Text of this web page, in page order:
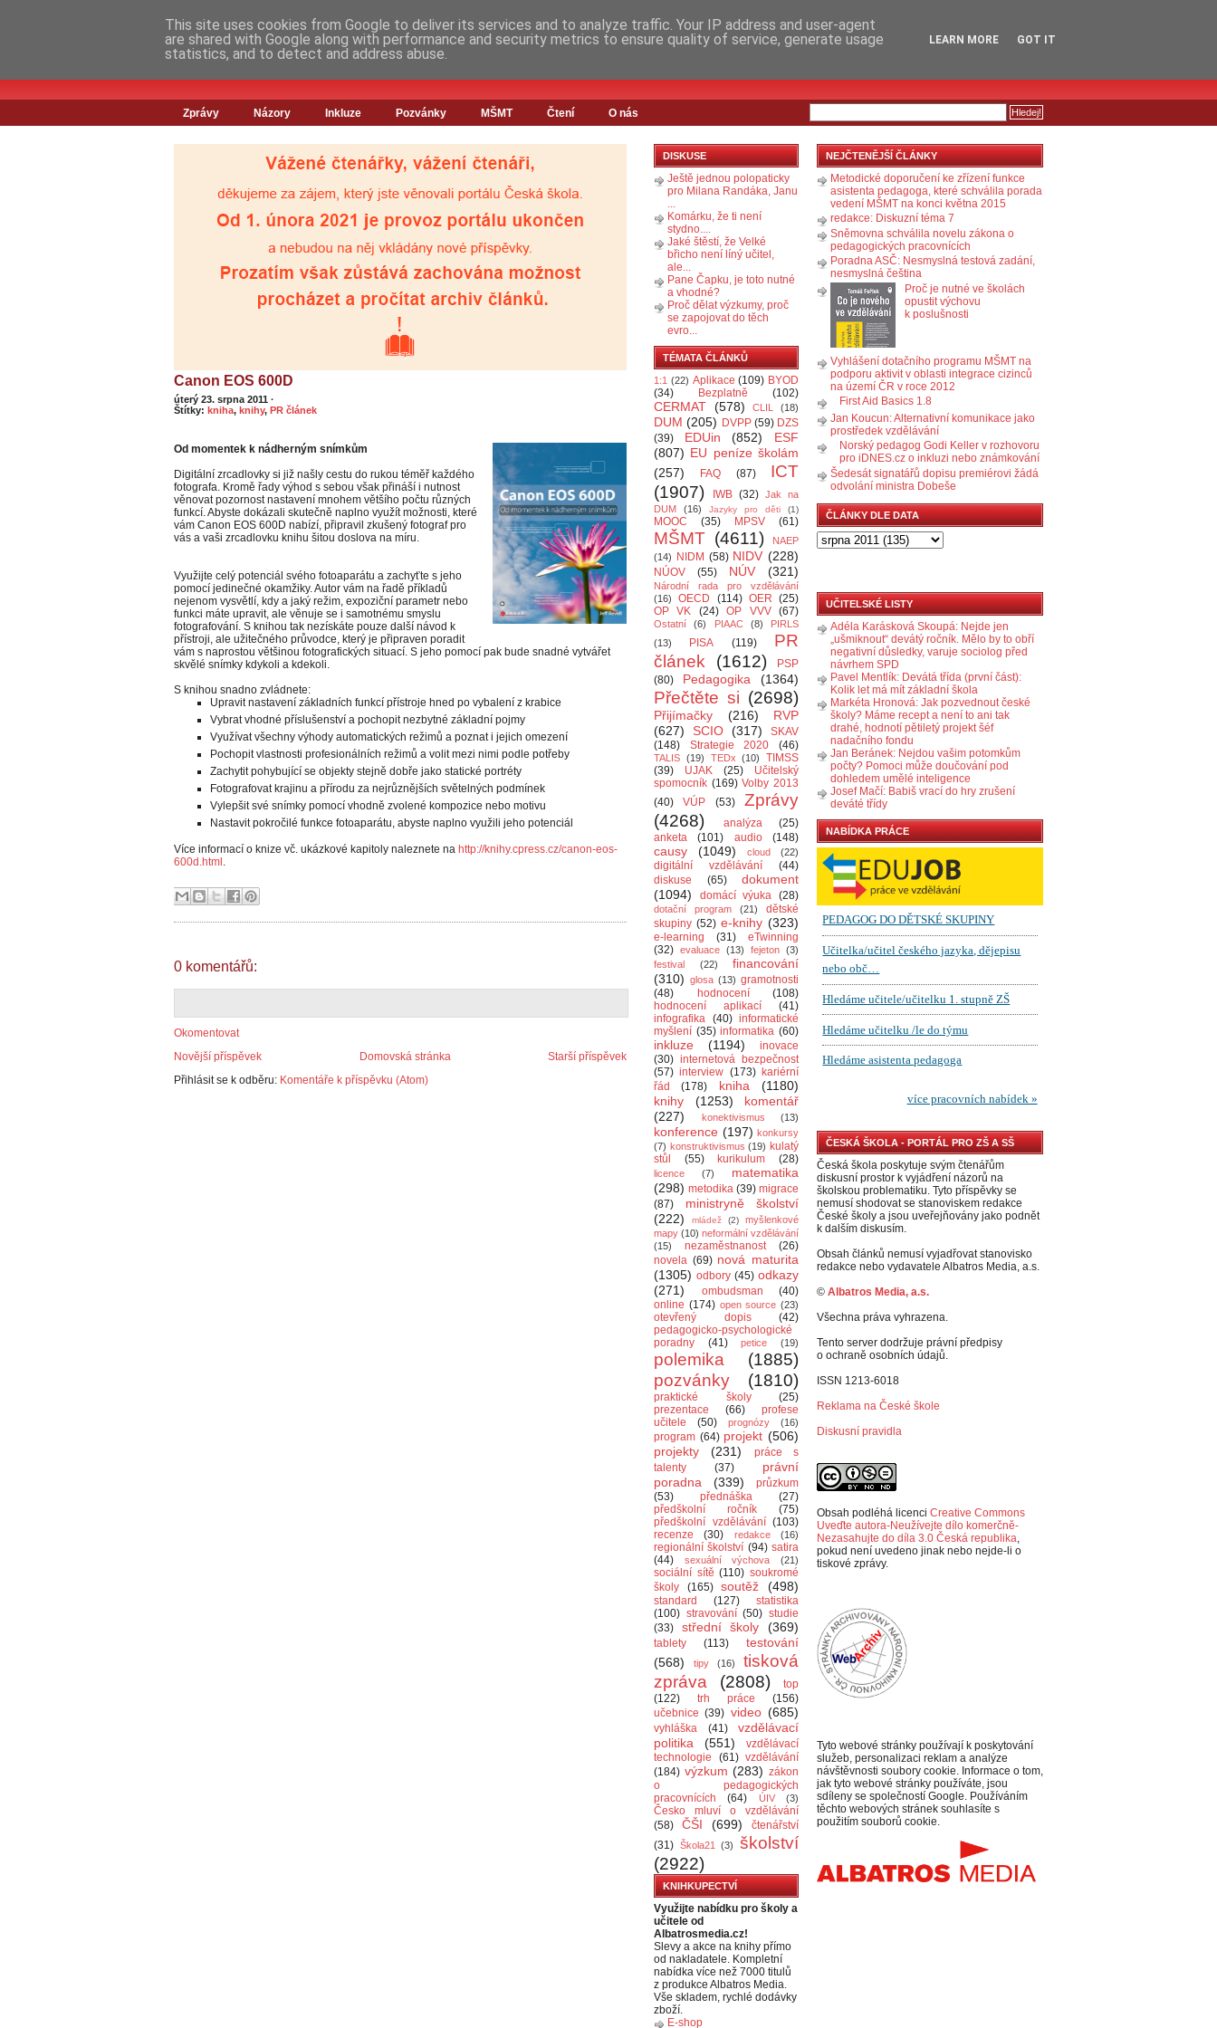
Zprávy Názory Inkluze Pozvánky MŠMT Čtení O nás
Canon EOS 600D
úterý 23. srpna 2011 ·
Štítky: kniha, knihy, PR článek
Od momentek k nádherným snímkům
Digitální zrcadlovky si již našly cestu do rukou téměř každého
fotografa. Kromě řady výhod s sebou však přináší i nutnost
věnovat pozornost nastavení mnohem většího počtu různých
funkcí. Abyste dokázali skutečně naplno využít možnosti, které
vám Canon EOS 600D nabízí, připravil zkušený fotograf pro
vás a vaši zrcadlovku knihu šitou doslova na míru.
Využijte celý potenciál svého fotoaparátu a zachyťte s jeho
pomocí jedinečné okamžiky. Autor vám na řadě příkladů
nejenom vysvětlí, kdy a jaký režim, expoziční parametr nebo
funkci máte upravit, ale věnuje se i samotnému smyslu
fotografování. S knihou tak nezískáte pouze další návod k
přístroji, ale užitečného průvodce, který je připraven poradit
vám s naprostou většinou fotografických situací. S jeho pomocí pak bude snadné vytvářet
skvělé snímky kdykoli a kdekoli.
S knihou snadno zvládnete:
Upravit nastavení základních funkcí přístroje hned po vybalení z krabice
Vybrat vhodné příslušenství a pochopit nezbytné základní pojmy
Využívat všechny výhody automatických režimů a poznat i jejich omezení
Pochopit vlastnosti profesionálních režimů a volit mezi nimi podle potřeby
Zachytit pohybující se objekty stejně dobře jako statické portréty
Fotografovat krajinu a přírodu za nejrůznějších světelných podmínek
Vylepšit své snímky pomocí vhodně zvolené kompozice nebo motivu
Nastavit pokročilé funkce fotoaparátu, abyste naplno využili jeho potenciál
Více informací o knize vč. ukázkové kapitoly naleznete na http://knihy.cpress.cz/canon-eos-
600d.html .
0 komentářů:
Okomentovat
Novější příspěvek
Starší příspěvek
Domovská stránka
Přihlásit se k odběru: Komentáře k příspěvku (Atom)
DISKUSE
Ještě jednou polopaticky
pro Milana Randáka, Janu
...
Komárku, že ti není
stydno....
Jaké štěstí, že Velké
břicho není líný učitel,
ale...
Pane Čapku, je toto nutné
a vhodné?
Proč dělat výzkumy, proč
se zapojovat do těch
evro...
TÉMATA ČLÁNKŮ
1:1 (22) Aplikace (109) BYOD
(34)
Bezplatně (102)
CERMAT (578) CLIL (18)
DUM (205) DVPP (59) DZS
(39)
EDUin (852)
ESF
(807) EU peníze školám
(257)
FAQ (87)
ICT
(1907)
IWB (32) Jak na
DUM
(16) Jazyky pro děti (1)
MOOC (35) MPSV (61)
MŠMT (4611)
NAEP
(14)
NIDM (58) NIDV (228)
NÚOV (55) NÚV (321)
Národní rada pro vzdělávání
(16)
OECD (114) OER (25)
OP VK
(24) OP VVV (67)
Ostatní (6) PIAAC (8)
PIRLS
(13)
PISA (119)
PR
článek
(1612)
PSP
(80)
Pedagogika (1364)
Přečtěte si (2698)
Přijímačky (216)
RVP
(627)
SCIO (317)
SKAV
(148)
Strategie 2020 (46)
TALIS (19) TEDx (10)
TIMSS
(39)
UJAK (25)
Učitelský
spomocník (169) Volby 2013
(40)
VÚP (53)
Zprávy
(4268)
analýza
(25)
anketa
(101) audio (148)
causy (1049) cloud (22)
digitální vzdělávání
(44)
diskuse
(65)
dokument
(1094)
domácí výuka (28)
dotační program (21)
dětské
skupiny (52) e-knihy (323)
e-learning (31)
eTwinning
(32) evaluace (13) fejeton (3)
festival
(22)
financování
(310) glosa (13) gramotnosti
(48)
hodnocení
(108)
hodnocení aplikací
(41)
infografika (40) informatické
myšlení (35) informatika (60)
inkluze (1194)
inovace
(30) internetová bezpečnost
(57) interview (173) kariérní
řád
(178) kniha
(1180)
knihy
(1253)
komentář
(227)
konektivismus (13)
konference (197) konkursy
(7) konstruktivismus (19) kulatý
stůl
(55) kurikulum (28)
licence (7)
matematika
(298) metodika (39) migrace
(87)
ministryně školství
(222)
mládež (2)
myšlenkové
mapy (10) neformální vzdělávání
(15)
nezaměstnanost
(26)
novela (69) nová maturita
(1305) odbory (45) odkazy
(271)
ombudsman
(40)
online (174) open source (23)
otevřený dopis
(42)
pedagogicko-psychologické
poradny
(41) petice (19)
polemika
(1885)
pozvánky
(1810)
praktické školy
(25)
prezentace
(66)
profese
učitele
(50) prognózy (16)
program (64) projekt (506)
projekty
(231)
práce s
talenty
(37)
právní
poradna
(339)
průzkum
(53)
přednáška
(27)
předškolní ročník
(75)
předškolní vzdělávání (103)
recenze
(30) redakce (16)
regionální školství (94) satira
(44)
sexuální výchova (21)
sociální sítě (110) soukromé
školy
(165) soutěž (498)
standard (127)
statistika
(100) stravování (50) studie
(33)
střední školy (369)
tablety (113)
testování
(568)
tipy (16)
tisková
zpráva
(2808)
top
(122)
trh práce
(156)
učebnice (39) video (685)
vyhláška (41)
vzdělávací
politika
(551)
vzdělávací
technologie
(61) vzdělávání
(184) výzkum (283) zákon
o pedagogických
pracovnících
(64) ÚIV (3)
Česko mluví o vzdělávání
(58)
ČŠI (699)
čtenářství
(31) Škola21 (3)
školství
(2922)
KNIHKUPECTVÍ
Využijte nabídku pro školy a
učitele od
Albatrosmedia.cz!
Slevy a akce na knihy přímo
od nakladatele. Kompletní
nabídka více než 7000 titulů
z produkce Albatros Media.
Vše skladem, rychlé dodávky
zboží.
E-shop
NEJČTENĚJŠÍ ČLÁNKY
Metodické doporučení ke zřízení funkce
asistenta pedagoga, které schválila porada
vedení MŠMT na konci května 2015
redakce: Diskuzní téma 7
Sněmovna schválila novelu zákona o
pedagogických pracovnících
Poradna ASČ: Nesmyslná testová zadání,
nesmyslná čeština
Proč je nutné ve školách
opustit výchovu
k poslušnosti
Vyhlášení dotačního programu MŠMT na
podporu aktivit v oblasti integrace cizinců
na území ČR v roce 2012
First Aid Basics 1.8
Jan Koucun: Alternativní komunikace jako
prostředek vzdělávání
Norský pedagog Godi Keller v rozhovoru
pro iDNES.cz o inkluzi nebo známkování
Šedesát signatářů dopisu premiérovi žádá
odvolání ministra Dobeše
ČLÁNKY DLE DATA
UČITELSKÉ LISTY
Adéla Karásková Skoupá: Nejde jen
„ušmiknout“ devátý ročník. Mělo by to obří
negativní důsledky, varuje sociolog před
návrhem SPD
Pavel Mentlík: Devátá třída (první část):
Kolik let má mít základní škola
Markéta Hronová: Jak pozvednout české
školy? Máme recept a není to ani tak
drahé, hodnotí pětiletý projekt šéf
nadačního fondu
Jan Beránek: Nejdou vašim potomkům
počty? Pomoci může doučování pod
dohledem umělé inteligence
Josef Mačí: Babiš vrací do hry zrušení
deváté třídy
NABÍDKA PRÁCE
ČESKÁ ŠKOLA - PORTÁL PRO ZŠ A SŠ
Česká škola poskytuje svým čtenářům
diskusní prostor k vyjádření názorů na
školskou problematiku. Tyto příspěvky se
nemusí shodovat se stanoviskem redakce
České školy a jsou uveřejňovány jako podnět
k dalším diskusím.
Obsah článků nemusí vyjadřovat stanovisko
redakce nebo vydavatele Albatros Media, a.s.
© Albatros Media, a.s.
Všechna práva vyhrazena.
Tento server dodržuje právní předpisy
o ochraně osobních údajů.
ISSN 1213-6018
Reklama na České škole
Diskusní pravidla
Obsah podléhá licenci Creative Commons
Uveďte autora-Neužívejte dílo komerčně-
Nezasahujte do díla 3.0 Česká republika,
pokud není uvedeno jinak nebo nejde-li o
tiskové zprávy.
Tyto webové stránky používají k poskytování
služeb, personalizaci reklam a analýze
návštěvnosti soubory cookie. Informace o tom,
jak tyto webové stránky používáte, jsou
sdíleny se společností Google. Používáním
těchto webových stránek souhlasíte s
použitím souborů cookie.
This site uses cookies from Google to deliver its services and to analyze traffic. Your IP address and user-agent
are shared with Google along with performance and security metrics to ensure quality of service, generate usage
statistics, and to detect and address abuse.
LEARN MORE GOT IT